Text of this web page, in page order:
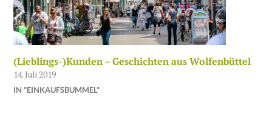
(Lieblings-)Kunden – Geschichten aus Wolfenbüttel
14. Juli 2019
IN "EINKAUFSBUMMEL"